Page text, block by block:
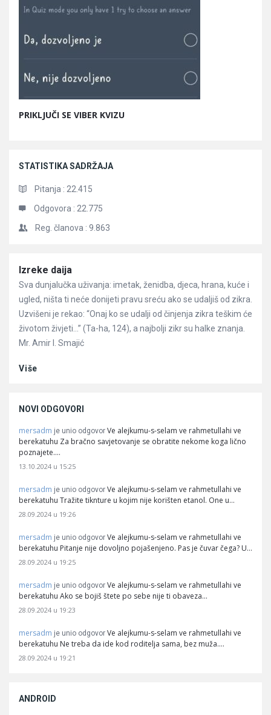
PRIKLJUČI SE VIBER KVIZU
STATISTIKA SADRŽAJA
Pitanja : 22.415
Odgovora : 22.775
Reg. članova : 9.863
Članci
Izreke daija
Sva dunjalučka uživanja: imetak, ženidba, djeca, hrana, kuće i
ugled, ništa ti neće donijeti pravu sreću ako se udaljiš od zikra.
Uzvišeni je rekao: “Onaj ko se udalji od činjenja zikra teškim će
životom živjeti…” (Ta-ha, 124), a najbolji zikr su halke znanja.
Mr. Amir I. Smajić
Više
NOVI ODGOVORI
mersadm je unio odgovor Ve alejkumu-s-selam ve rahmetullahi ve
berekatuhu Za bračno savjetovanje se obratite nekome koga lično
poznajete.…
13.10.2024 u 15:25
mersadm je unio odgovor Ve alejkumu-s-selam ve rahmetullahi ve
berekatuhu Tražite tiknture u kojim nije korišten etanol. One u…
28.09.2024 u 19:26
mersadm je unio odgovor Ve alejkumu-s-selam ve rahmetullahi ve
berekatuhu Pitanje nije dovoljno pojašenjeno. Pas je čuvar čega? U…
28.09.2024 u 19:25
mersadm je unio odgovor Ve alejkumu-s-selam ve rahmetullahi ve
berekatuhu Ako se bojiš štete po sebe nije ti obaveza…
28.09.2024 u 19:23
mersadm je unio odgovor Ve alejkumu-s-selam ve rahmetullahi ve
berekatuhu Ne treba da ide kod roditelja sama, bez muža.…
28.09.2024 u 19:21
ANDROID